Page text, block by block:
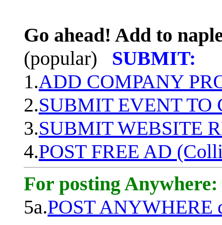
Go ahead! Add to
(popular)
SUBMIT:
1.ADD COMPANY
2.SUBMIT EVENT TO
3.SUBMIT WEBSITE
4.POST FREE AD
For posting Anywhere:
5a.POST ANYWHERE